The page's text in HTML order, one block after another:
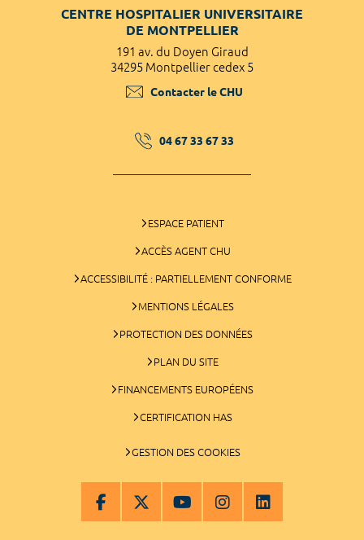
CENTRE HOSPITALIER UNIVERSITAIRE
DE MONTPELLIER
191 av. du Doyen Giraud
34295 Montpellier cedex 5
Contacter le CHU
04 67 33 67 33
ESPACE PATIENT
ACCÈS AGENT CHU
ACCESSIBILITÉ : PARTIELLEMENT CONFORME
MENTIONS LÉGALES
PROTECTION DES DONNÉES
PLAN DU SITE
FINANCEMENTS EUROPÉENS
CERTIFICATION HAS
GESTION DES COOKIES